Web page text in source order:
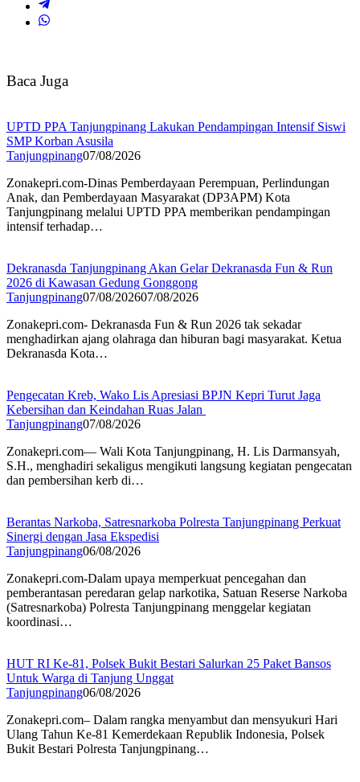
Baca Juga
UPTD PPA Tanjungpinang Lakukan Pendampingan Intensif Siswi
SMP Korban Asusila
Tanjungpinang07/08/2026
Zonakepri.com-Dinas Pemberdayaan Perempuan, Perlindungan
Anak, dan Pemberdayaan Masyarakat (DP3APM) Kota
Tanjungpinang melalui UPTD PPA memberikan pendampingan
intensif terhadap…
Dekranasda Tanjungpinang Akan Gelar Dekranasda Fun & Run
2026 di Kawasan Gedung Gonggong
Tanjungpinang07/08/202607/08/2026
Zonakepri.com- Dekranasda Fun & Run 2026 tak sekadar
menghadirkan ajang olahraga dan hiburan bagi masyarakat. Ketua
Dekranasda Kota…
Pengecatan Kreb, Wako Lis Apresiasi BPJN Kepri Turut Jaga
Kebersihan dan Keindahan Ruas Jalan
Tanjungpinang07/08/2026
Zonakepri.com— Wali Kota Tanjungpinang, H. Lis Darmansyah,
S.H., menghadiri sekaligus mengikuti langsung kegiatan pengecatan
dan pembersihan kerb di…
Berantas Narkoba, Satresnarkoba Polresta Tanjungpinang Perkuat
Sinergi dengan Jasa Ekspedisi
Tanjungpinang06/08/2026
Zonakepri.com-Dalam upaya memperkuat pencegahan dan
pemberantasan peredaran gelap narkotika, Satuan Reserse Narkoba
(Satresnarkoba) Polresta Tanjungpinang menggelar kegiatan
koordinasi…
HUT RI Ke-81, Polsek Bukit Bestari Salurkan 25 Paket Bansos
Untuk Warga di Tanjung Unggat
Tanjungpinang06/08/2026
Zonakepri.com– Dalam rangka menyambut dan mensyukuri Hari
Ulang Tahun Ke-81 Kemerdekaan Republik Indonesia, Polsek
Bukit Bestari Polresta Tanjungpinang…